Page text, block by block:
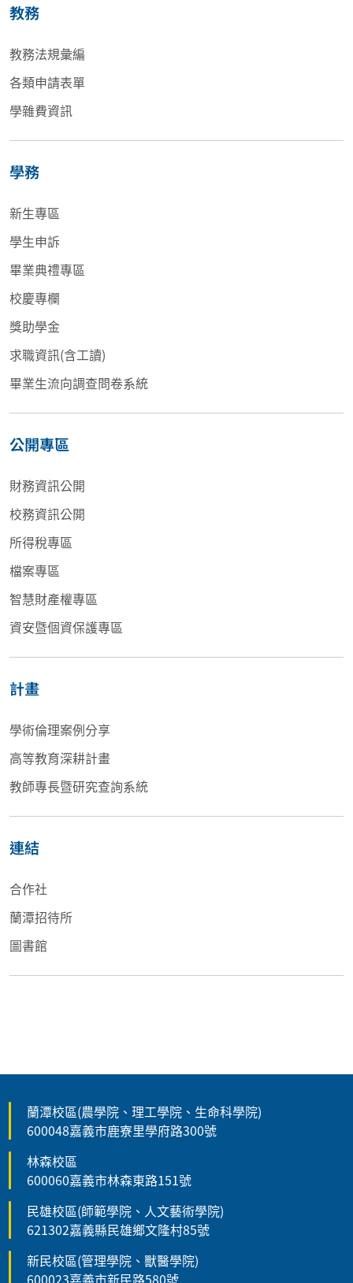
教務
教務法規彙編
各類申請表單
學雜費資訊
學務
新生專區
學生申訴
畢業典禮專區
校慶專欄
獎助學金
求職資訊(含工讀)
畢業生流向調查問卷系統
公開專區
財務資訊公開
校務資訊公開
所得稅專區
檔案專區
智慧財產權專區
資安暨個資保護專區
計畫
學術倫理案例分享
高等教育深耕計畫
教師專長暨研究查詢系統
連結
合作社
蘭潭招待所
圖書館
蘭潭校區(農學院、理工學院、生命科學院)
600048嘉義市鹿寮里學府路300號
林森校區
600060嘉義市林森東路151號
民雄校區(師範學院、人文藝術學院)
621302嘉義縣民雄鄉文隆村85號
新民校區(管理學院、獸醫學院)
600023嘉義市新民路580號